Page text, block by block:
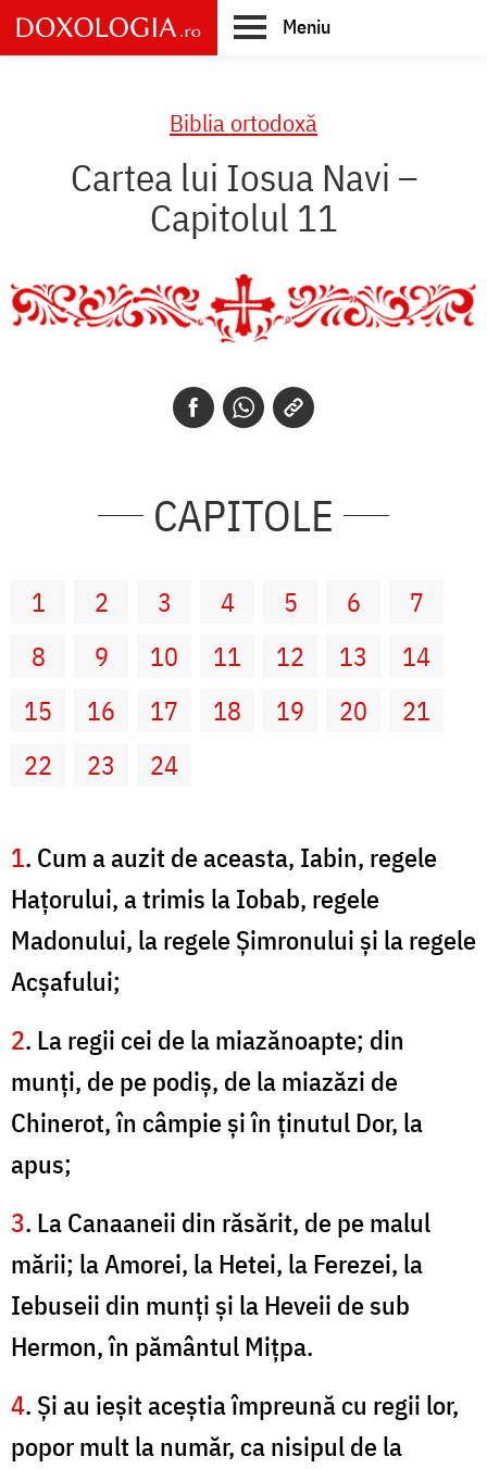
Skip
to
main
Meniu
Biblia ortodoxă
Cartea lui Iosua Navi –
Capitolul 11
CAPITOLE
1 2 3 4 5 6
7
8
9 10 11 12 13
14
15
16 17 18 19 20
21
22
23 24
1. Cum a auzit de aceasta, Iabin, regele
Haţorului, a trimis la Iobab, regele
Madonului, la regele Şimronului şi la regele
Acşafului;
2. La regii cei de la miazănoapte; din
munţi, de pe podiş, de la miazăzi de
Chinerot, în câmpie şi în ţinutul Dor, la
apus;
3. La Canaaneii din răsărit, de pe malul
mării; la Amorei, la Hetei, la Ferezei, la
Iebuseii din munţi şi la Heveii de sub
Hermon, în pământul Miţpa.
4. Şi au ieşit aceştia împreună cu regii lor,
popor mult la număr, ca nisipul de la